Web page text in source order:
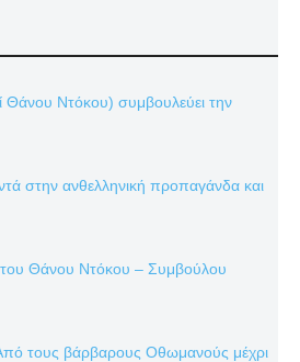
Ντόκου) συμβουλεύει την
στην ανθελληνική προπαγάνδα και
του Θάνου Ντόκου – Συμβούλου
τους βάρβαρους Οθωμανούς μέχρι